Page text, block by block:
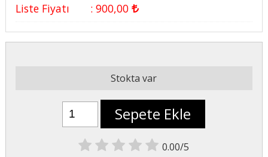
Liste Fiyatı : 900,00
Stokta var
Sepete Ekle
0.00/5